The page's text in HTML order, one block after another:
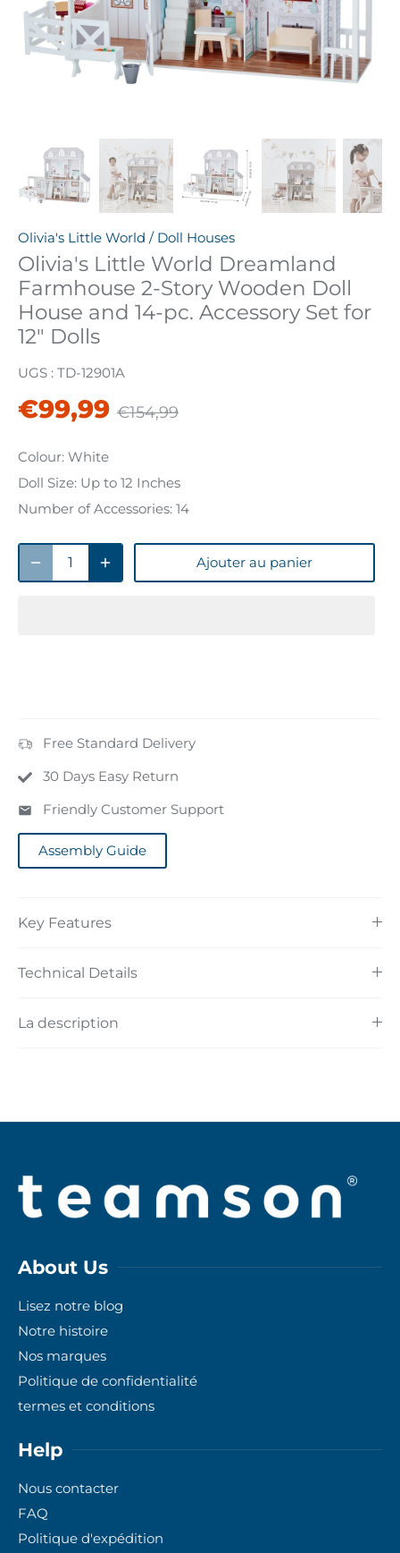
Olivia's Little World / Doll Houses
Olivia's Little World Dreamland
Farmhouse 2-Story Wooden Doll
House and 14-pc. Accessory Set for
12" Dolls
UGS : TD-12901A
€99,99 €154,99
Colour: White
Doll Size: Up to 12 Inches
Number of Accessories: 14
Ajouter au panier
Free Standard Delivery
30 Days Easy Return
Friendly Customer Support
Assembly Guide
Key Features
Technical Details
La description
About Us
Lisez notre blog
Notre histoire
Nos marques
Politique de confidentialité
termes et conditions
Help
Nous contacter
FAQ
Politique d'expédition